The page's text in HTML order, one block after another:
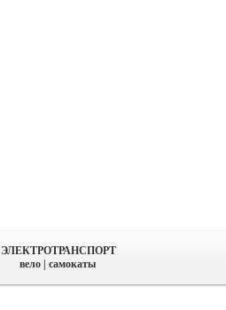
ЭЛЕКТРОТРАНСПОРТ
вело | самокаты